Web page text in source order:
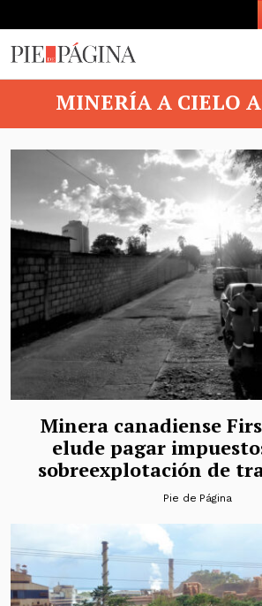
MINERÍA A CIELO
Minera canadiense
elude pagar
sobreexplotación de
Pie de Página